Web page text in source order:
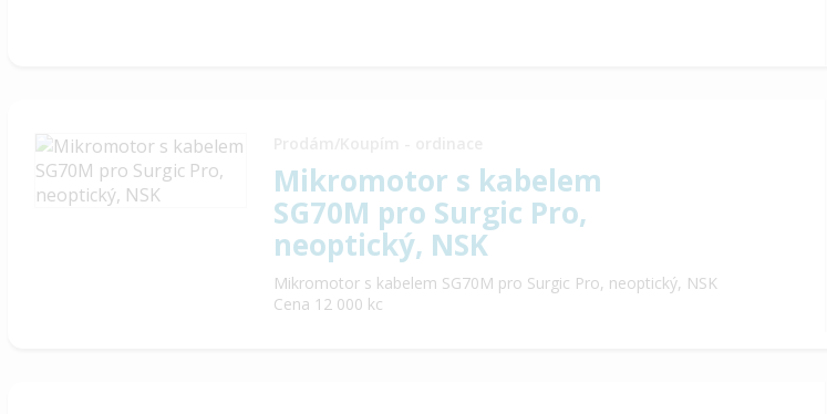
Mikromotor s kabelem
SG70M pro Surgic Pro,
neoptický, NSK
Mikromotor s kabelem SG70M pro Surgic Pro, neoptický, NSK
Cena 12 000 kc